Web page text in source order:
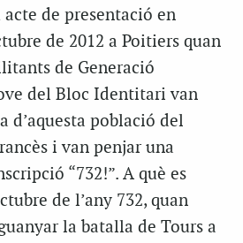
de presentació en
de 2012 a Poitiers quan
de Generació
del Bloc Identitari van
d’aquesta població del
i van penjar una
“732!”. A què es
de l’any 732, quan
la batalla de Tours a